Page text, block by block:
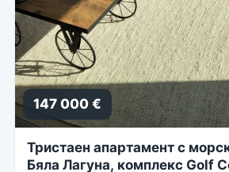
147 000 €
Тристаен апартамент с
Бяла Лагуна, комплекс Golf